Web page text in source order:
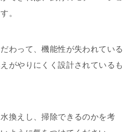
。
わって、機能性が失われている
がやりにくく設計されているも
換えし、掃除できるのかを考